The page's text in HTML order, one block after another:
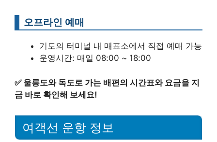
오프라인 예매
기도의 터미널 내 매표소에서 직접 예매 가능
운영시간: 매일 08:00 ~ 18:00
✅ 울릉도와 독도로 가는 배편의 시간표와 요금을 지
금 바로 확인해 보세요!
여객선 운항 정보